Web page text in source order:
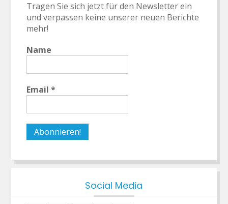
Tragen Sie sich jetzt für den Newsletter ein
und verpassen keine unserer neuen Berichte
mehr!
Name
Email *
Social Media